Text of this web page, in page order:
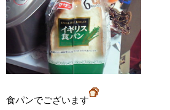
食パンでございます